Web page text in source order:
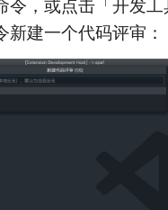
令，或点击「开发
建一个代码评审：